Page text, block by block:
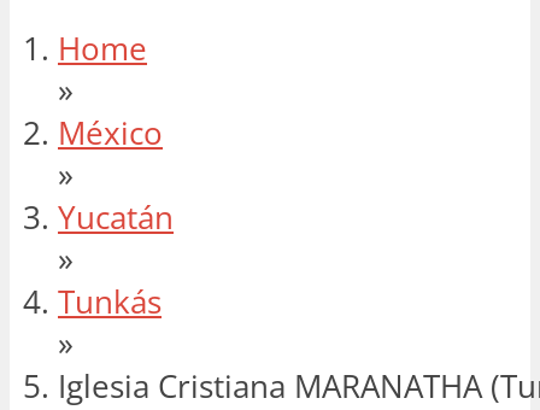
Home
»
México
»
Yucatán
»
Tunkás
»
Iglesia Cristiana MARANATHA